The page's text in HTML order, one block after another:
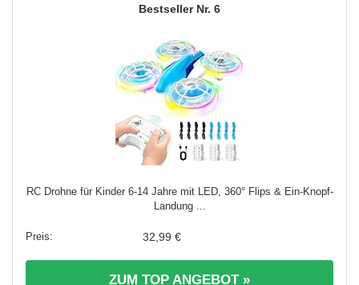
6
RC Drohne für Kinder 6-14 Jahre mit LED, 360° Flips & Ein-Knopf-
Landung ...
32,99 €
ZUM TOP ANGEBOT »